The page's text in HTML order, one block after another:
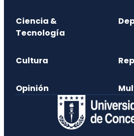
Ciencia &
Tecnología
Cultura
Opinión